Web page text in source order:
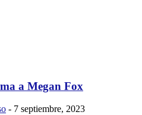
a Megan Fox
- 7 septiembre, 2023